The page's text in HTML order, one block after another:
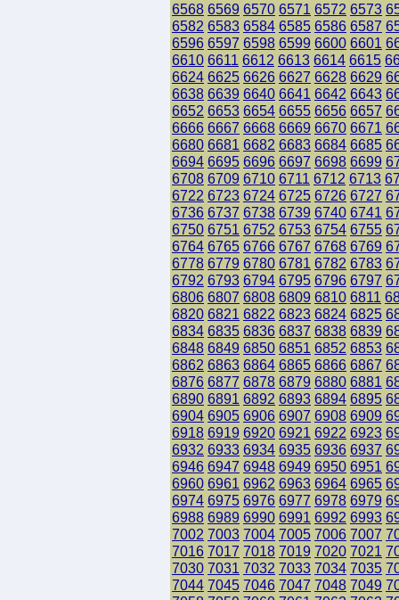
6568 6569 6570 6571 6572 6573
6582 6583 6584 6585 6586 6587
6596 6597 6598 6599 6600 6601
6610 6611 6612 6613 6614 6615
6624 6625 6626 6627 6628 6629
6638 6639 6640 6641 6642 6643
6652 6653 6654 6655 6656 6657
6666 6667 6668 6669 6670 6671
6680 6681 6682 6683 6684 6685
6694 6695 6696 6697 6698 6699
6708 6709 6710 6711 6712 6713
6722 6723 6724 6725 6726 6727
6736 6737 6738 6739 6740 6741
6750 6751 6752 6753 6754 6755
6764 6765 6766 6767 6768 6769
6778 6779 6780 6781 6782 6783
6792 6793 6794 6795 6796 6797
6806 6807 6808 6809 6810 6811
6820 6821 6822 6823 6824 6825
6834 6835 6836 6837 6838 6839
6848 6849 6850 6851 6852 6853
6862 6863 6864 6865 6866 6867
6876 6877 6878 6879 6880 6881
6890 6891 6892 6893 6894 6895
6904 6905 6906 6907 6908 6909
6918 6919 6920 6921 6922 6923
6932 6933 6934 6935 6936 6937
6946 6947 6948 6949 6950 6951
6960 6961 6962 6963 6964 6965
6974 6975 6976 6977 6978 6979
6988 6989 6990 6991 6992 6993
7002 7003 7004 7005 7006 7007
7016 7017 7018 7019 7020 7021
7030 7031 7032 7033 7034 7035
7044 7045 7046 7047 7048 7049